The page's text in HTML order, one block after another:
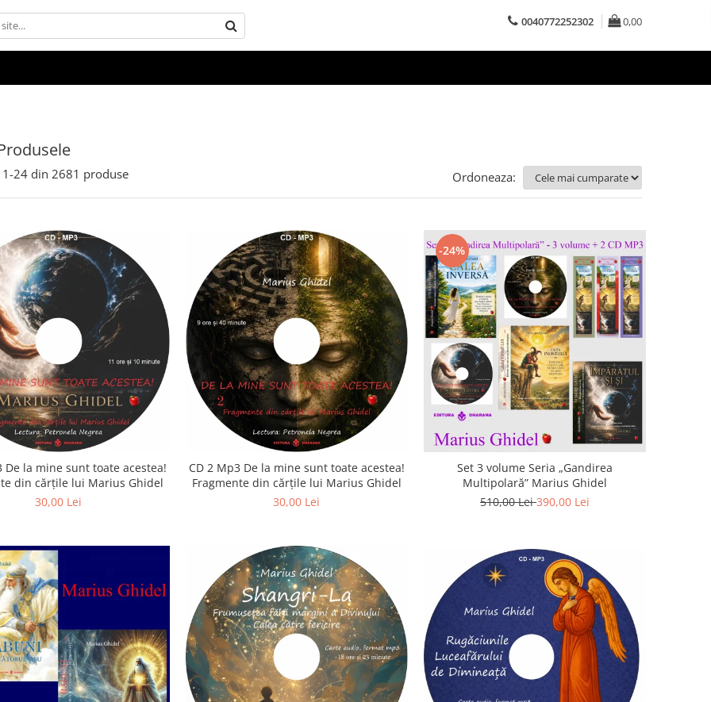
0040772252302 0,00
1-24 din 2681 produse Ordoneaza:
De la mine sunt toate acestea!
din cărțile lui Marius Ghidel
30,00 Lei
CD 2 Mp3 De la mine sunt toate acestea!
Fragmente din cărțile lui Marius Ghidel
30,00 Lei
-24%
Set 3 volume Seria „Gandirea
Multipolară” Marius Ghidel
510,00 Lei390,00 Lei